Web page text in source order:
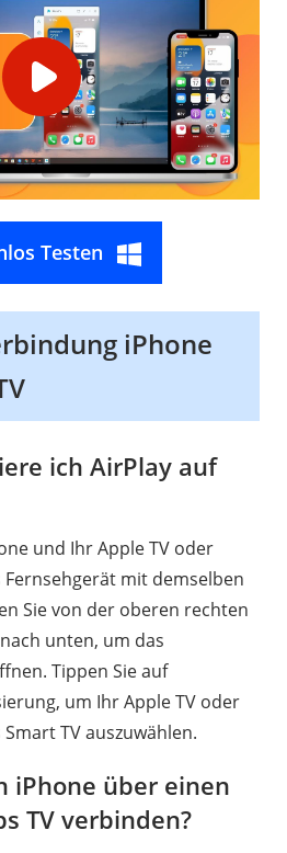
Testen
iPhone
ich AirPlay auf
und Ihr Apple TV oder
mit demselben
Sie von der oberen rechten
unten, um das
Tippen Sie auf
um Ihr Apple TV oder
TV auszuwählen.
iPhone über einen
TV verbinden?